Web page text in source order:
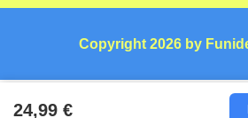
24,99 €
Copyright 2026 by